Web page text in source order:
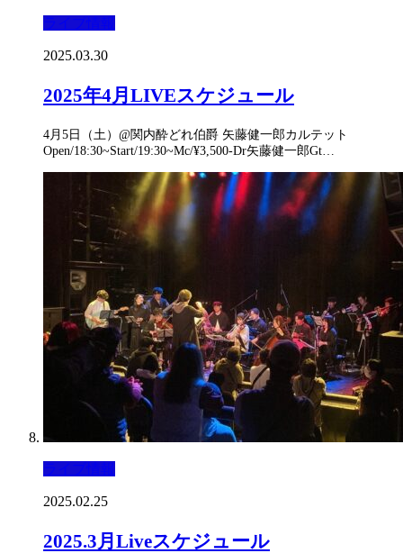
ライブ情報
2025.03.30
2025年4月LIVEスケジュール
4月5日（土）@関内酔どれ伯爵 矢藤健一郎カルテット
Open/18:30~Start/19:30~Mc/¥3,500-Dr矢藤健一郎Gt…
ライブ情報
2025.02.25
2025.3月Liveスケジュール